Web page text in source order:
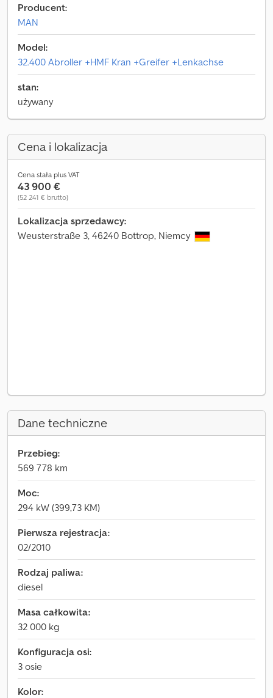
Producent:
MAN
Model:
32.400 Abroller +HMF Kran +Greifer +Lenkachse
stan:
używany
Cena i lokalizacja
Cena stała plus VAT
43 900 €
(52 241 € brutto)
Lokalizacja sprzedawcy:
Weusterstraße 3, 46240 Bottrop, Niemcy
Dane techniczne
Przebieg:
569 778 km
Moc:
294 kW (399,73 KM)
Pierwsza rejestracja:
02/2010
Rodzaj paliwa:
diesel
Masa całkowita:
32 000 kg
Konfiguracja osi:
3 osie
Kolor: